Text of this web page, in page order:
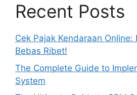
Recent Posts
Cek Pajak Kendaraan Online:
Bebas Ribet!
The Complete Guide to
System